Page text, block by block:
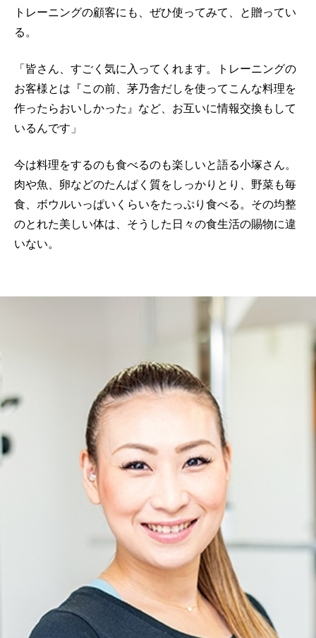
トレーニングの顧客にも、ぜひ使ってみて、と贈ってい
る。
「皆さん、すごく気に入ってくれます。トレーニングの
お客様とは『この前、茅乃舎だしを使ってこんな料理を
作ったらおいしかった』など、お互いに情報交換もして
いるんです」
今は料理をするのも食べるのも楽しいと語る小塚さん。
肉や魚、卵などのたんぱく質をしっかりとり、野菜も毎
食、ボウルいっぱいくらいをたっぷり食べる。その均整
のとれた美しい体は、そうした日々の食生活の賜物に違
いない。